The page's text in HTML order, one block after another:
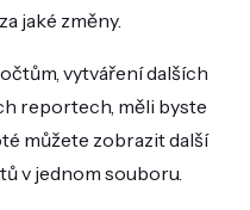
jaké změny.
vytváření dalších
reportech, měli byste
můžete zobrazit další
v jednom souboru.